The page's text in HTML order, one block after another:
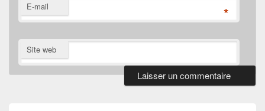
E-mail *
Site web